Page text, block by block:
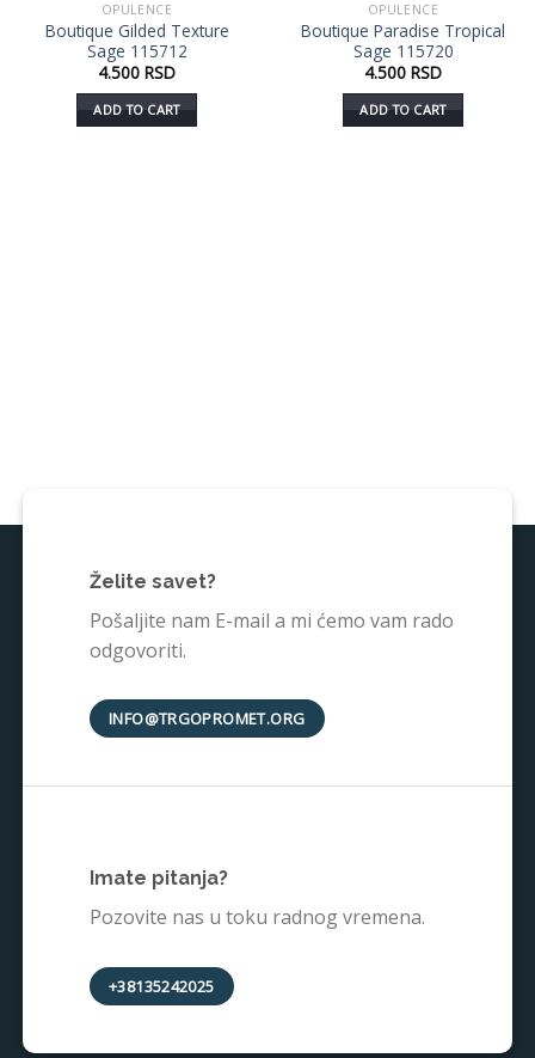
u listu
OPULENCE
Boutique Gilded Texture
Sage 115712
4.500 RSD
ADD TO CART
Dodaj
u listu
OPULENCE
Boutique Paradise Tropical
Sage 115720
4.500 RSD
ADD TO CART
Želite savet?
Pošaljite nam E-mail a mi ćemo vam rado
odgovoriti.
INFO@TRGOPROMET.ORG
Imate pitanja?
Pozovite nas u toku radnog vremena.
+38135242025